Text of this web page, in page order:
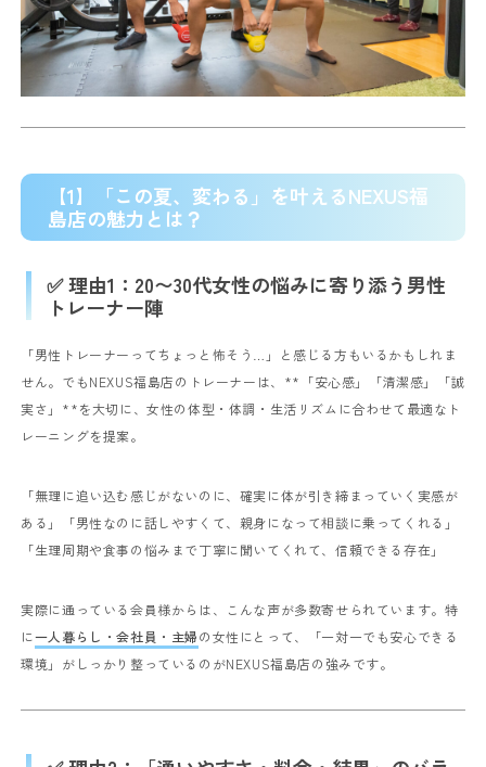
【1】「この夏、変わる」を叶えるNEXUS福
島店の魅力とは？
✅ 理由1：20〜30代女性の悩みに寄り添う男性
トレーナー陣
「男性トレーナーってちょっと怖そう…」と感じる方もいるかもしれま
せん。 でもNEXUS福島店のトレーナーは、**「安心感」「清潔感」「誠
実さ」**を大切に、女性の体型・体調・生活リズムに合わせて最適なト
レーニングを提案。
「無理に追い込む感じがないのに、確実に体が引き締まっていく実感が
ある」
「男性なのに話しやすくて、親身になって相談に乗ってくれる」
「生理周期や食事の悩みまで丁寧に聞いてくれて、信頼できる存在」
実際に通っている会員様からは、こんな声が多数寄せられています。 特
に一人暮らし・会社員・主婦の女性にとって、「一対一でも安心できる
環境」がしっかり整っているのがNEXUS福島店の強みです。